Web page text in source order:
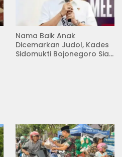
Nama Baik Anak
Dicemarkan Judol, Kades
Sidomukti Bojonegoro Siap